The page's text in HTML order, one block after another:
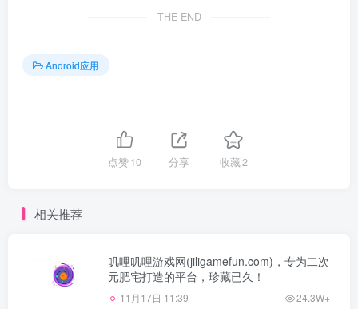
THE END
Android应用
点赞10 分享 收藏2
相关推荐
叽哩叽哩游戏网(jiligamefun.com)，专为二次
元肥宅打造的平台，珍藏已久！
11月17日 11:39 24.3W+